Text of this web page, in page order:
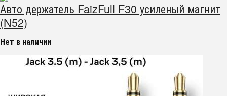
Авто держатель FaizFull F30 усиленый магнит
(N52)
Нет в наличии